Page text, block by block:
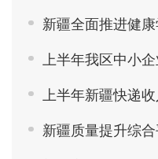
上半年新疆快递